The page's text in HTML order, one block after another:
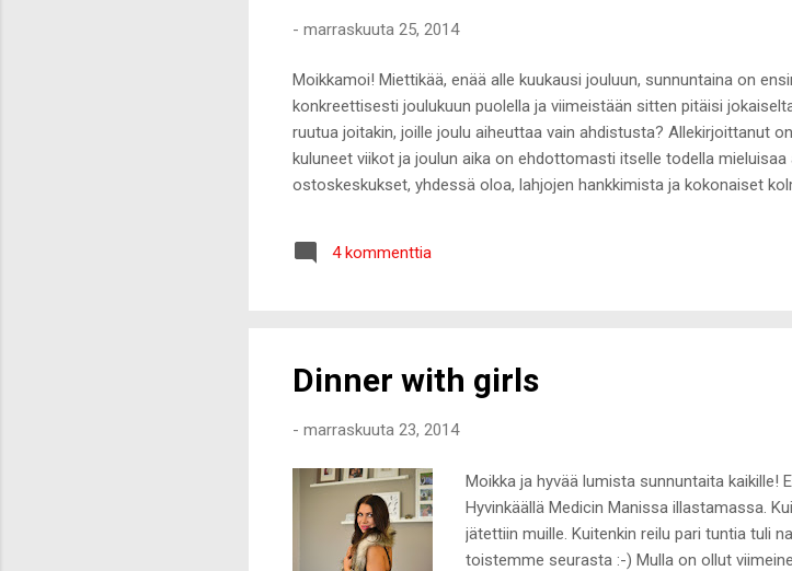
- marraskuuta 25, 2014
Moikkamoi! Miettikää, enää alle kuukausi jouluun, sunnuntaina on
konkreettisesti joulukuun puolella ja viimeistään sitten pitäisi
ruutua joitakin, joille joulu aiheuttaa vain ahdistusta? Allekirjoittanut
kuluneet viikot ja joulun aika on ehdottomasti itselle todella
ostoskeskukset, yhdessä oloa, lahjojen hankkimista ja kokonaiset
päälle asetettu kynttelikkö ja joulutähtikin on ostettu koristamaan
joulukalenterit ja Finnmatkat julkaisevat tänä vuonna todella
4 kommenttia
Dinner with girls
- marraskuuta 23, 2014
Moikka ja hyvää lumista sunnuntaita kaikille!
Hyvinkäällä Medicin Manissa illastamassa.
jätettiin muille. Kuitenkin reilu pari tuntia tuli
toistemme seurasta :-) Mulla on ollut